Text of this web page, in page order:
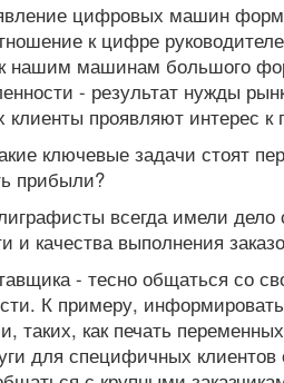
цифровых машин
к цифре
нашим машинам большого
- результат нужды
клиенты проявляют интерес
ключевые задачи стоят
прибыли?
всегда имели дело
и качества выполнения
- тесно общаться со
К примеру,
таких, как печать
для специфичных